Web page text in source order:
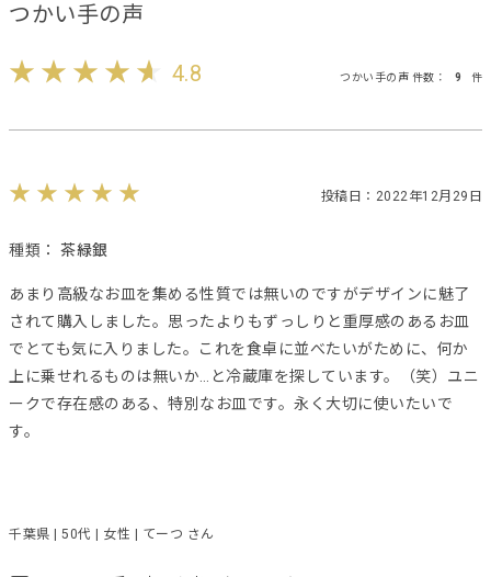
つかい手の声
4.8 つかい手の声 件数： 9 件
投稿日：2022年12月29日
種類： 茶緑銀
あまり高級なお皿を集める性質では無いのですがデザインに魅了
されて購入しました。思ったよりもずっしりと重厚感のあるお皿
でとても気に入りました。これを食卓に並べたいがために、何か
上に乗せれるものは無いか…と冷蔵庫を探しています。（笑）ユニ
ークで存在感のある、特別なお皿です。永く大切に使いたいで
す。
千葉県 | 50代 | 女性 | てーつ さん